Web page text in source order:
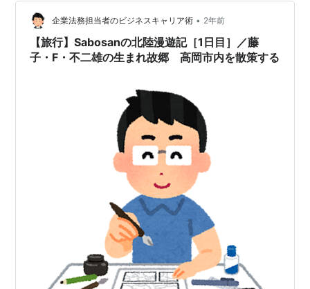
企業法務担当者のビジネスキャリア術 • 2年前
【旅行】Sabosanの北陸漫遊記［1日目］／藤
子・F・不二雄の生まれ故郷 高岡市内を散策する